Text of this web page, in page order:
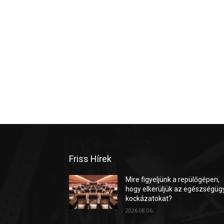
Friss Hírek
Mire figyeljünk a repülőgépen,
hogy elkerüljük az
kockázatokat?
2026.08.06.